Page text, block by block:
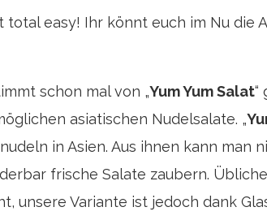
total easy! Ihr könnt euch im Nu die
schon mal von „Yum Yum Salat“
asiatischen Nudelsalate. „
in Asien. Aus ihnen kann man
frische Salate zaubern.
unsere Variante ist jedoch dank